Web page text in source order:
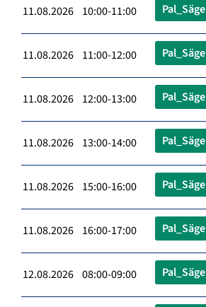
11.08.2026 10:00-11:00 Pal_Säge
11.08.2026 11:00-12:00 Pal_Säge
11.08.2026 12:00-13:00 Pal_Säge
11.08.2026 13:00-14:00 Pal_Säge
11.08.2026 15:00-16:00 Pal_Säge
11.08.2026 16:00-17:00 Pal_Säge
12.08.2026 08:00-09:00 Pal_Säge